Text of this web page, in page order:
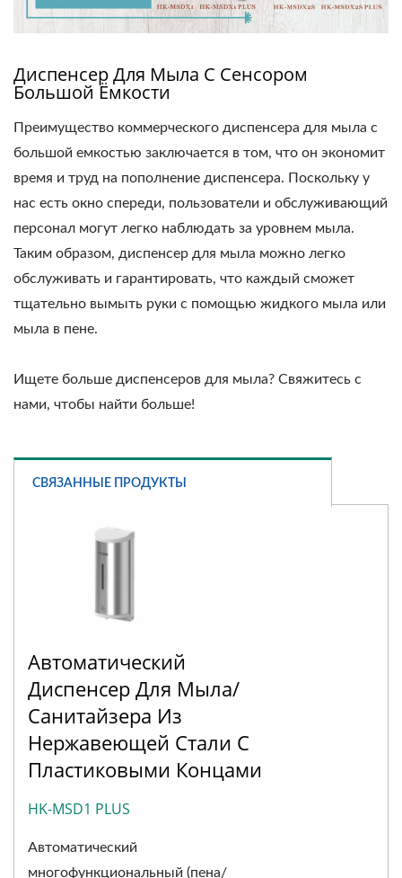
Диспенсер Для Мыла С Сенсором
Большой Ёмкости
Преимущество коммерческого диспенсера для мыла с
большой емкостью заключается в том, что он экономит
время и труд на пополнение диспенсера. Поскольку у
нас есть окно спереди, пользователи и обслуживающий
персонал могут легко наблюдать за уровнем мыла.
Таким образом, диспенсер для мыла можно легко
обслуживать и гарантировать, что каждый сможет
тщательно вымыть руки с помощью жидкого мыла или
мыла в пене.
Ищете больше диспенсеров для мыла? Свяжитесь с
нами, чтобы найти больше!
СВЯЗАННЫЕ ПРОДУКТЫ
Автоматический
Диспенсер Для Мыла/
Санитайзера Из
Нержавеющей Стали С
Пластиковыми Концами
HK-MSD1 PLUS
Автоматический
многофункциональный (пена/